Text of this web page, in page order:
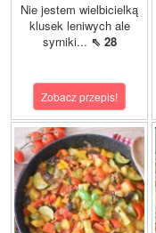
Nie jestem wielbicielką
klusek leniwych ale
syrniki... ⇖ 28
Zobacz przepis!